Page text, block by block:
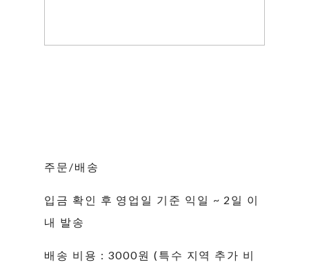
주문/배송
입금 확인 후 영업일 기준 익일 ~ 2일 이
내 발송
배송 비용 : 3000원 (특수 지역 추가 비